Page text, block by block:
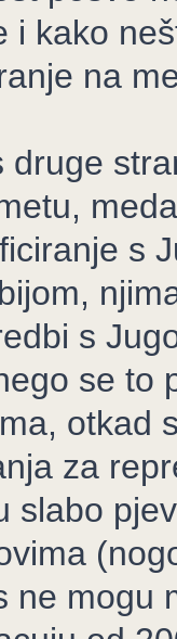
i kako
na
druge
s
s
se to
otkad
za
slabo
ne mogu